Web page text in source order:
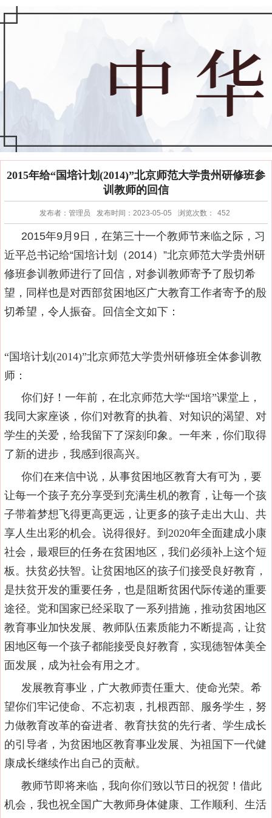
2015年给“国培计划(2014)”北京师范大学贵州研修班参
训教师的回信
发布者：管理员 发布时间：2023-05-05 浏览次数： 452
2015年9月9日，在第三十一个教师节来临之际，习
近平总书记给“国培计划（2014）”北京师范大学贵州研
修班参训教师进行了回信，对参训教师寄予了殷切希
望，同样也是对西部贫困地区广大教育工作者寄予的殷
切希望，令人振奋。回信全文如下：
“国培计划(2014)”北京师范大学贵州研修班全体参训教
师：
你们好！一年前，在北京师范大学“国培”课堂上，
我同大家座谈，你们对教育的执着、对知识的渴望、对
学生的关爱，给我留下了深刻印象。一年来，你们取得
了新的进步，我感到很高兴。
你们在来信中说，从事贫困地区教育大有可为，要
让每一个孩子充分享受到充满生机的教育，让每一个孩
子带着梦想飞得更高更远，让更多的孩子走出大山、共
享人生出彩的机会。说得很好。到2020年全面建成小康
社会，最艰巨的任务在贫困地区，我们必须补上这个短
板。扶贫必扶智。让贫困地区的孩子们接受良好教育，
是扶贫开发的重要任务，也是阻断贫困代际传递的重要
途径。党和国家已经采取了一系列措施，推动贫困地区
教育事业加快发展、教师队伍素质能力不断提高，让贫
困地区每一个孩子都能接受良好教育，实现德智体美全
面发展，成为社会有用之才。
发展教育事业，广大教师责任重大、使命光荣。希
望你们牢记使命、不忘初衷，扎根西部、服务学生，努
力做教育改革的奋进者、教育扶贫的先行者、学生成长
的引导者，为贫困地区教育事业发展、为祖国下一代健
康成长继续作出自己的贡献。
教师节即将来临，我向你们致以节日的祝贺！借此
机会，我也祝全国广大教师身体健康、工作顺利、生活